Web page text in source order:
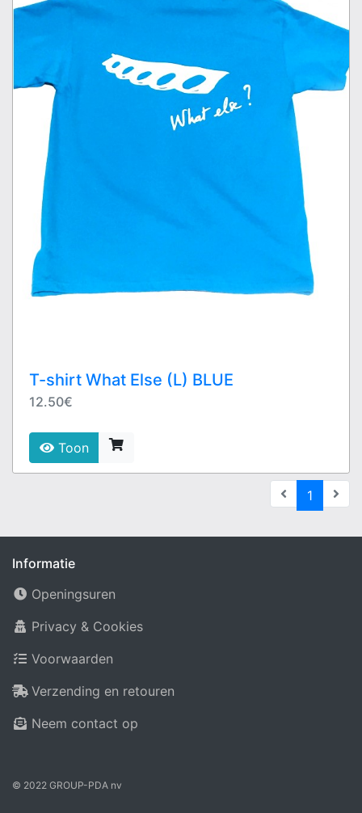
T-shirt What Else (L) BLUE
12.50€
Toon
1
Informatie
Openingsuren
Privacy & Cookies
Voorwaarden
Verzending en retouren
Neem contact op
© 2022 GROUP-PDA nv